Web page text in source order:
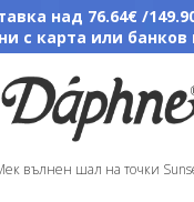
над 76.64€ /
с карта или банков
вълнен шал на точки